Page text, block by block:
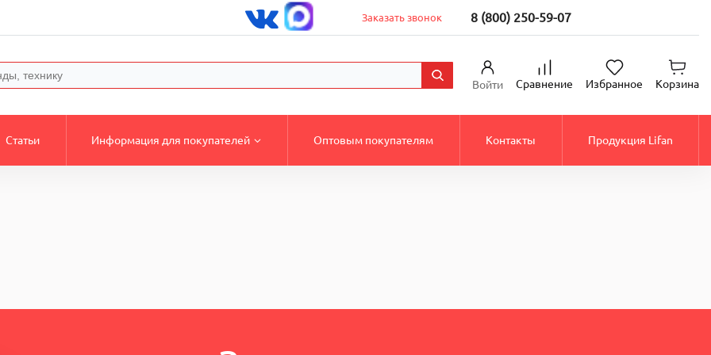
Заказать звонок 8 (800) 250-59-07
Войти Сравнение Избранное Корзина
Статьи Информация для покупателей Оптовым покупателям Контакты Продукция Lifan